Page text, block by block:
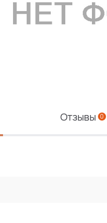
Отзывы 0